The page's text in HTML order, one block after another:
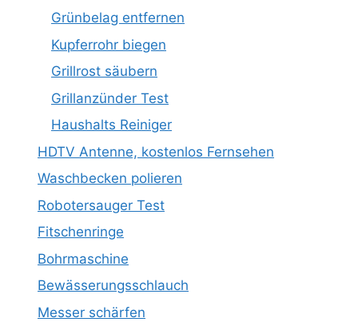
Grünbelag entfernen
Kupferrohr biegen
Grillrost säubern
Grillanzünder Test
Haushalts Reiniger
HDTV Antenne, kostenlos Fernsehen
Waschbecken polieren
Robotersauger Test
Fitschenringe
Bohrmaschine
Bewässerungsschlauch
Messer schärfen